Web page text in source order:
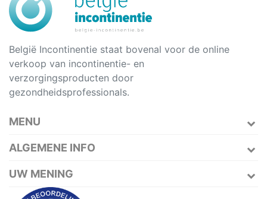
België Incontinentie staat bovenal voor de online
verkoop van incontinentie- en
verzorgingsproducten door
gezondheidsprofessionals.
MENU
ALGEMENE INFO
UW MENING